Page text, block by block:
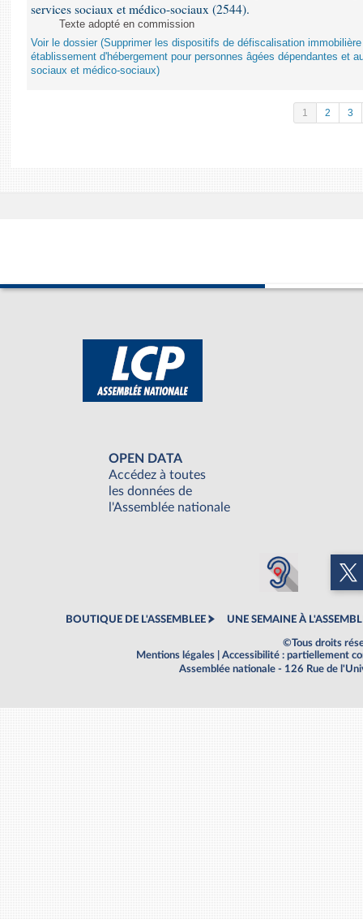
services sociaux et médico-sociaux (2544).
Texte adopté en commission
Voir le dossier (Supprimer les dispositifs de défiscalisation
établissement d'hébergement pour personnes âgées dépendantes et
sociaux et médico-sociaux)
1 2 3
OPEN DATA
Accédez à toutes
les données de
l'Assemblée nationale
BOUTIQUE DE L'ASSEMBLEE UNE SEMAINE À
©Tous droits
Mentions légales
Accessibilité : partiellement
Assemblée nationale - 126 Rue de